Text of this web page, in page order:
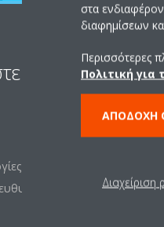
Για το
Χώρος
στα
διαφημίσεων
Περισσότερες
Πολιτική για
ΑΠΟΔΟΧΉ